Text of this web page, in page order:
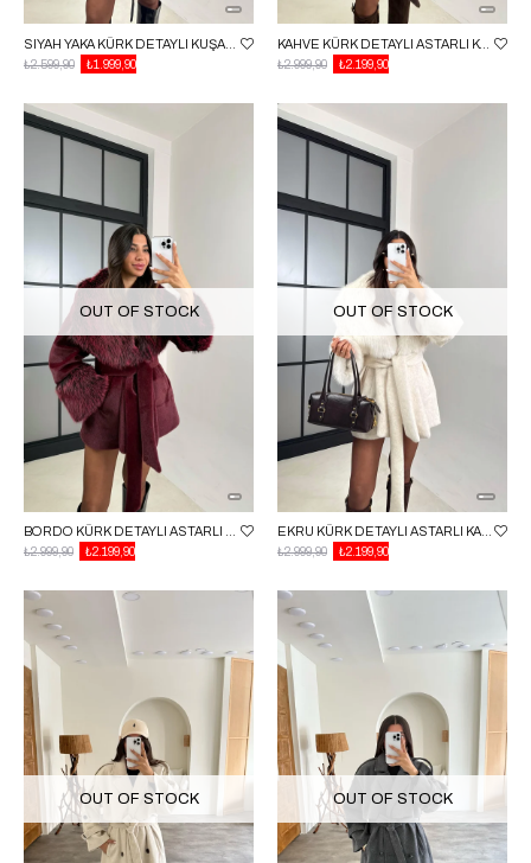
₺1.999,90
₺2.599,90
KAHVE KÜRK DETAYLI ASTARLI KAŞE MONT GAUS-00559
₺2.199,90
₺2.999,90
OUT OF STOCK
₺2.199,90
₺2.999,90
OUT OF STOCK
₺2.199,90
₺2.999,90
OUT OF STOCK OUT OF STOCK